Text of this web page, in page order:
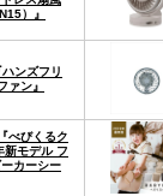
）』
ンズフリ
ァン』
べびくるク
新モデル フ
カーシー